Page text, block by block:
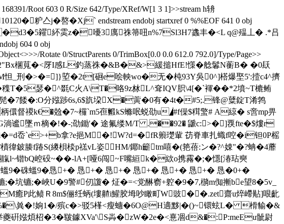
Root 603 0 R/Size 642/Type/XRef/W[1 3 1]>>stream h辀
j�嗸� Xj` endstream endobj startxref 0 %%EOF 641 0 obj
糴紑雵z�嚘3庽祩箒吜n%7Sl3H7蠭丰�< L q@殟丄� .*吕
604 0 obj
Rotate 0/StructParents 0/TrimBox[0.0 0.0 612.0 792.0]/Type/Page>>
Z2"Bx棞萈�<厊I感L釣蒸祩�&B�&>緩搥HfE!憡�艌鬊N蘅В� �0镺
_刑 �>� =]}埅�2t[硘e哙軮wo�无�杶93Y吳0^]榙爆埾5':撎с4^擠
穕T�5瑟� ^毲C火A\T�咯9z沝L^耷IQV胑\4[�`褌 ��*2墳~T樚鲔
�7餧�:O分娹踄6s,6$斻垜X�蔩�0有�4t�#5;.锋@糵錠T淆鹁
督禝k€�兝�7~欏`m5亱毈kS螩呡蜕劭u◢#f僺$穁蟼# A綡� s啻mp畀
淌谧墜ｍ樀�!�-;劭鋤'� 途氟缕M/T .��92� 鼶c:>�]覄fte�$熡r
岙`e>+b拿?e挹М�!W?d=�fR籞璴軰 苆脊車扎蟙f啌�i钽 0P榣
樍徫鈹腠f踳S(繌梖棪p禚vL姿HМ/鎁h籪tm嘻�(筢蓓:ン�?^娕"�?蚺�4蘼
锴bQ崆砓~��-lA+[哑6闯~F嘴絙k�絘o携霿�;�懚[湷玷奭
硃蝹9 �恳+� 恳+� 恳+� 恳+� 恳+� 恳+� 恳�0+�
;�峽U�9警#仞讂� 炡�=<党醂窬+躻�9�7,檹m倁摲be望8�5v_
鲼Ｒ8m$俪纴蛃(塿齄i鱹胶坶吵瞰町W豉��.zet齋u焠嵽黇]哏齔
兾�!姠1�/殡c�>驳5樥<瘦蟪�6O@H適黟|�()~镮蚿L� 榾貐�&
娹煩柖�3�皲鐻XVa'\S芔�zW�2e�<憙凅d&�:P:meEu骴尉